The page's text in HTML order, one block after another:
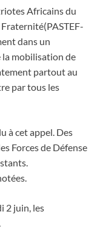
Africains du
Fraternité(PASTEF-
dans un
la mobilisation de
partout au
par tous les
à cet appel. Des
Forces de Défense
2 juin, les